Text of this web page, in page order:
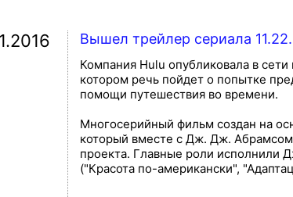
Вышел трейлер сериала
Компания Hulu опубликовала в
котором речь пойдет о попытке
помощи путешествия во времени.
Многосерийный фильм создан на
который вместе с Дж. Дж.
проекта. Главные роли исполнили
("Красота по-американски",